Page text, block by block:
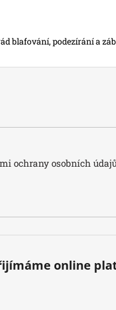
blafování, podezírání a
ochrany osobních údajů
online